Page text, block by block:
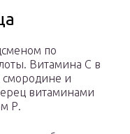
по
Витамина С в
и
витаминами
Р.